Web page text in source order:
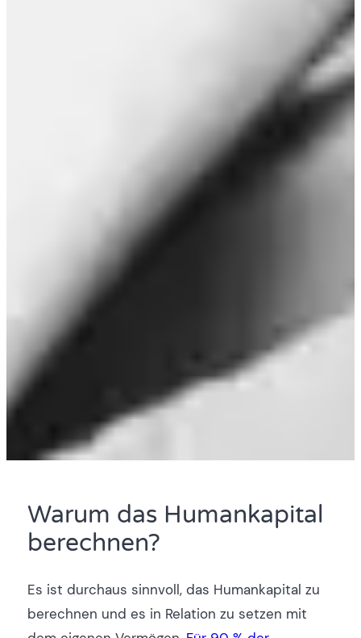
Warum das Humankapital
berechnen?
Es ist durchaus sinnvoll, das Humankapital zu
berechnen und es in Relation zu setzen mit